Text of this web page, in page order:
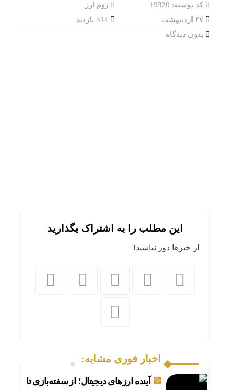
کد نوشته: 19320
زوم ارز
بدون دیدگاه
این مطلب را به اشتراک بگذارید
از خبرها دور نباشید!
اخبار فوری مشابه:
آینده ارزهای دیجیتال؛ از سفته‌بازی تا